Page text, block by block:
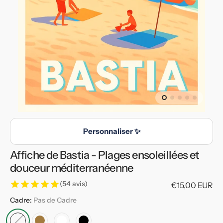
vedette
la
vue
galerie
Personnaliser ✨
Affiche de Bastia - Plages ensoleillées et
douceur méditerranéenne
(54 avis)
Prix
€15,00 EUR
Cadre: Pas de Cadre